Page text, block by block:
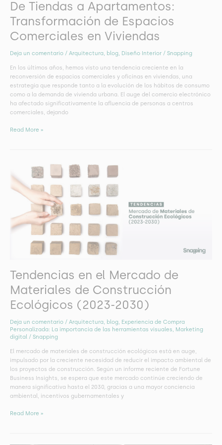
De Tiendas a Apartamentos:
Transformación de Espacios
Comerciales en Viviendas
Deja un comentario / Arquitectura, blog, Diseño Interior / Snapping
En los últimos años, hemos visto una tendencia creciente en la
reconversión de espacios comerciales y oficinas en viviendas, una
estrategia que responde tanto a la evolución de los hábitos de consumo
como a la demanda de vivienda urbana. El auge del comercio electrónico
ha afectado significativamente la afluencia de personas a centros
comerciales, dejando
Read More »
Tendencias en el Mercado de
Materiales de Construcción
Ecológicos (2023-2030)
Deja un comentario / Arquitectura, blog, Experiencia de Compra
Personalizada: La importancia de las herramientas visuales, Marketing
digital / Snapping
El mercado de materiales de construcción ecológicos está en auge,
impulsado por la creciente necesidad de reducir el impacto ambiental de
los proyectos de construcción. Según un informe reciente de Fortune
Business Insights, se espera que este mercado continúe creciendo de
manera significativa hasta el 2030, gracias a una mayor conciencia
ambiental, incentivos gubernamentales y
Mercado
Materiales
de
Construcción
Ecológicos
Read More »